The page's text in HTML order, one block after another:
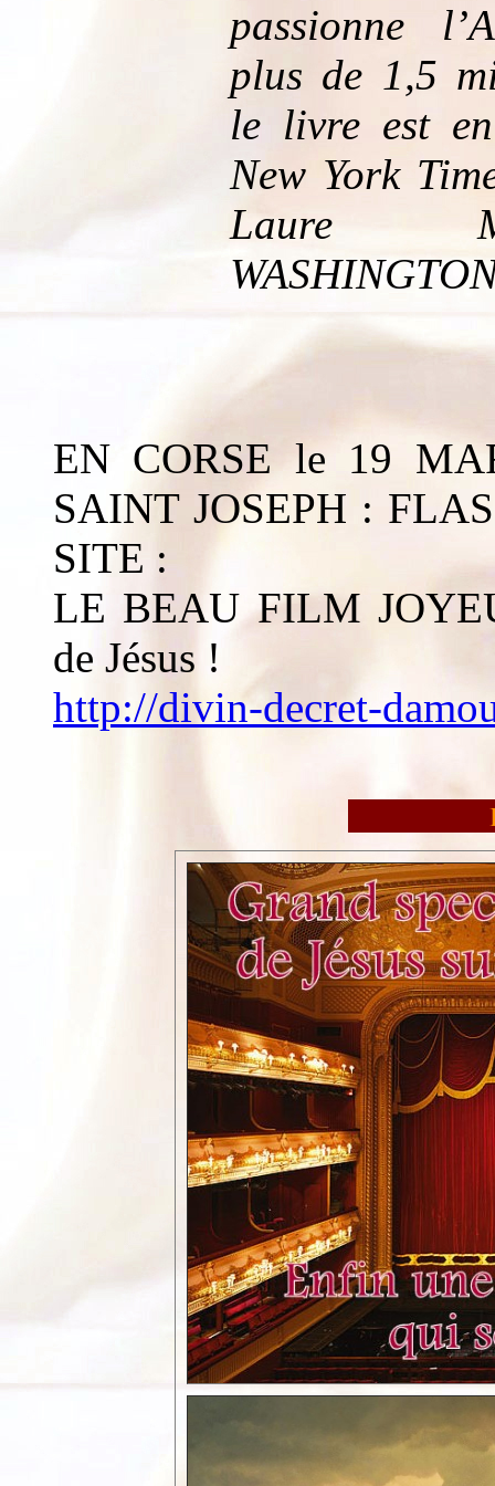
passionne
plus de 1,5
le livre est
New York
Laure
EN CORSE le 19
SAINT JOSEPH :
SITE :
LE BEAU FILM
de Jésus !
http://divin-decret-